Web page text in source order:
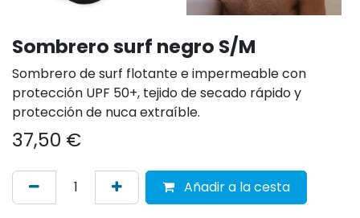
Sombrero surf negro S/M
Sombrero de surf flotante e impermeable con
protección UPF 50+, tejido de secado rápido y
protección de nuca extraíble.
37,50 €
Añadir a la cesta